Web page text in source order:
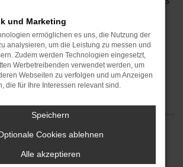
noch etwas mehr sparen möchte,
ein Gebrauchtfahrzeug oder einen
Cottbus
Cottbus
NETWORK ERROR
und Marketing
ermöglichen es uns, die Nutzung der
analysieren, um die Leistung zu messen und
Zudem werden Technologien eingesetzt,
Werbetreibenden verwendet werden, um
Webseiten zu verfolgen und um Anzeigen
die für Ihre Interessen relevant sind.
Speichern
Cookies ablehnen
Alle akzeptieren